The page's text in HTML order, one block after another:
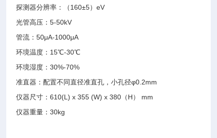
探测器分辨率：（160±5）eV
光管高压：5-50kV
管流：50μA-1000μA
环境温度：15℃-30℃
环境湿度：30%-70%
准直器：配置不同直径准直孔，小孔径φ0.2mm
仪器尺寸：610(L) x 355 (W) x 380（H） mm
仪器重量：30kg